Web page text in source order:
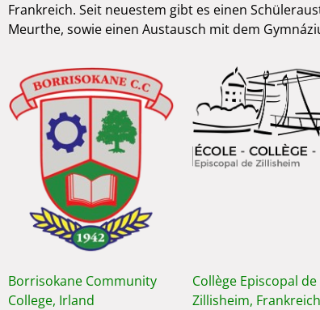
Frankreich. Seit neuestem gibt es einen
Meurthe, sowie einen Austausch mit dem
Borrisokane Community
College, Irland
Collège Episcopal de
Zillisheim, Frankreich